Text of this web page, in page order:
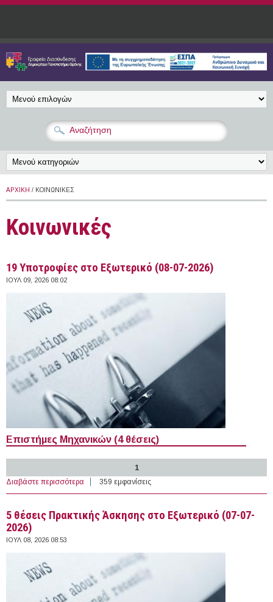
Παράκαμψη προς το κυρίως περιεχόμενο
ΑΡΧΙΚΉ / ΚΟΙΝΩΝΙΚΈΣ
Κοινωνικές
19 Yποτροφίες στο Εξωτερικό (08-07-2026)
ΙΟΥΛ 09, 2026 08:02
Επιστήμες Μηχανικών (4 θέσεις)
1
Διαβάστε περισσότερα για 19 Yποτροφίες στο Εξωτερικό (08-07-2026)
359 εμφανίσεις
5 θέσεις Πρακτικής Άσκησης στο Εξωτερικό (07-07-
2026)
ΙΟΥΛ 08, 2026 08:53